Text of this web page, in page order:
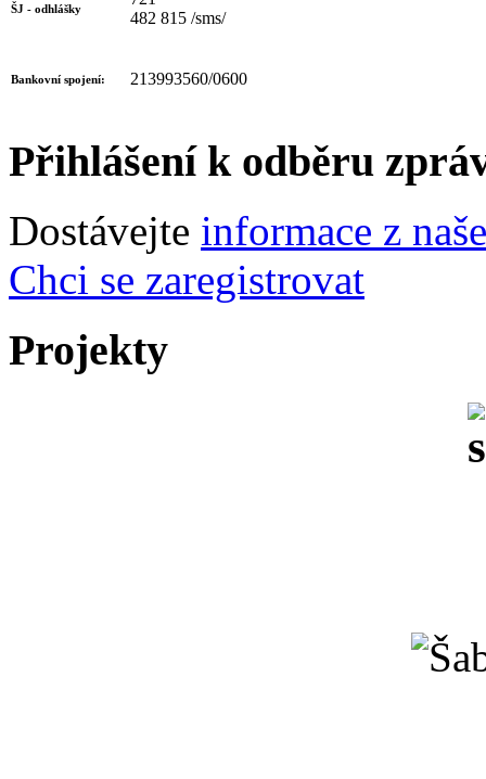
ŠJ - odhlášky
482 815 /sms/
Bankovní spojení: 213993560/0600
Přihlášení k odběru
Dostávejte informace z
Chci se zaregistrovat
Projekty